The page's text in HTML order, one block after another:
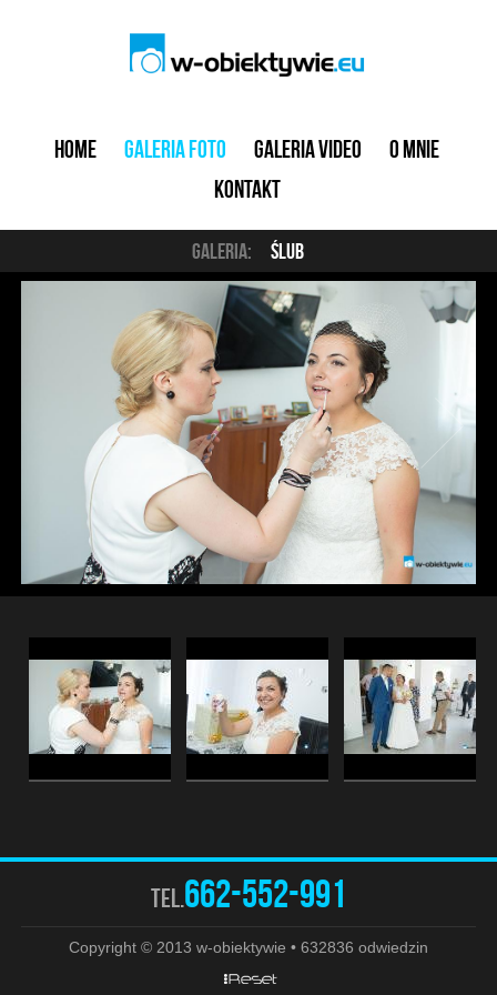
Home Galeria foto Galeria video
O mnie
Kontakt
Galeria: Ślub
tel.662-552-991
Copyright © 2013 w-obiektywie • 632836 odwiedzin